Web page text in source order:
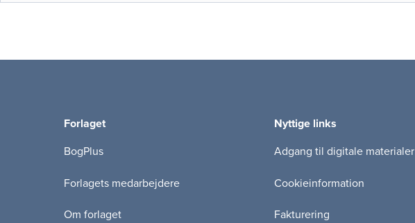
Forlaget
BogPlus
Forlagets medarbejdere
Om forlaget
Nyttige links
Adgang til digitale materialer
Cookieinformation
Fakturering